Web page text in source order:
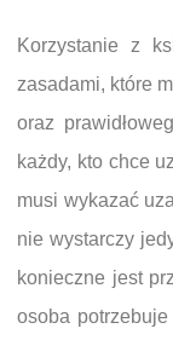
Korzystanie z
zasadami, które
oraz
każdy, kto chce
musi wykazać
nie wystarczy
konieczne jest
osoba